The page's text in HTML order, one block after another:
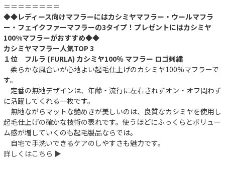
＝＝＝＝＝＝＝＝
◆◆レディース向けマフラーにはカシミヤマフラー・ウールマフラ
ー・フェイクファーマフラーの3タイプ！プレゼントにはカシミヤ
100%マフラーがおすすめ◆◆
カシミヤマフラー人気TOP 3
１位 フルラ (FURLA) カシミヤ100％ マフラー ロゴ刺繍
柔らかな風合いが心地よい起毛仕上げのカシミヤ100%マフラーで
す。
定番の無地デザインは、年齢・流行に左右されずオン・オフ問わず
に活躍してくれる一枚です。
無地ながらマットな艶めきが美しいのは、良質なカシミヤを使用し
起毛仕上げの確かな技術の表れです。使うほどにふっくらとボリュー
ム感が増していくのも起毛製品ならでは。
自宅で手洗いできるケアのしやすさも魅力です。
詳しくはこちら ▶︎